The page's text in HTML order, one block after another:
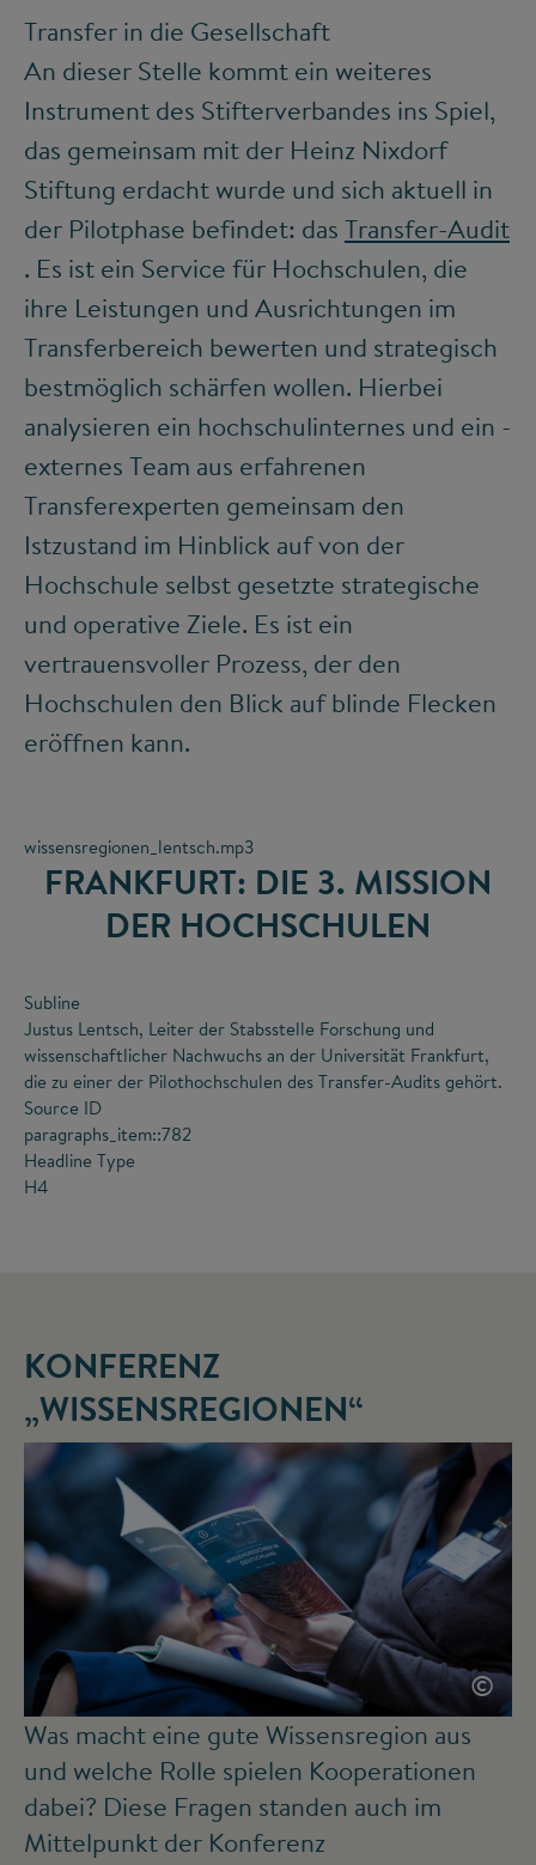
Transfer in die Gesellschaft
An dieser Stelle kommt ein weiteres
Instrument des Stifterverbandes ins Spiel,
das gemeinsam mit der Heinz Nixdorf
Stiftung erdacht wurde und sich aktuell in
der Pilotphase befindet: das Transfer-Audit
. Es ist ein Service für Hochschulen, die
ihre Leistungen und Ausrichtungen im
Transferbereich bewerten und strategisch
bestmöglich schärfen wollen. Hierbei
analysieren ein hochschulinternes und ein -
externes Team aus erfahrenen
Transferexperten gemeinsam den
Istzustand im Hinblick auf von der
Hochschule selbst gesetzte strategische
und operative Ziele. Es ist ein
vertrauensvoller Prozess, der den
Hochschulen den Blick auf blinde Flecken
eröffnen kann.
wissensregionen_lentsch.mp3
FRANKFURT: DIE 3. MISSION
DER HOCHSCHULEN
Subline
Justus Lentsch, Leiter der Stabsstelle Forschung und
wissenschaftlicher Nachwuchs an der Universität Frankfurt,
die zu einer der Pilothochschulen des Transfer-Audits gehört.
Source ID
paragraphs_item::782
Headline Type
H4
KONFERENZ
„WISSENSREGIONEN“
©
Was macht eine gute Wissensregion aus
und welche Rolle spielen Kooperationen
dabei? Diese Fragen standen auch im
Mittelpunkt der Konferenz